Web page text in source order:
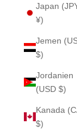
Japan
¥)
Jemen
$)
Jordanien
(USD $)
Kanada
$)